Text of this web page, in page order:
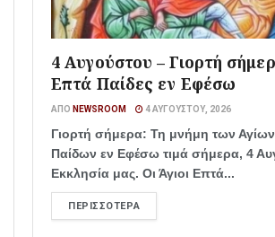
4 Αυγούστου – Γιορτή
Επτά Παίδες εν Εφέσω
ΑΠΌ NEWSROOM 4 ΑΥΓΟΎΣΤΟΥ, 2026
Γιορτή σήμερα: Τη μνήμη των
Παίδων εν Εφέσω τιμά σήμερα, 4
Εκκλησία μας. Οι Άγιοι Επτά...
ΠΕΡΙΣΣΌΤΕΡΑ